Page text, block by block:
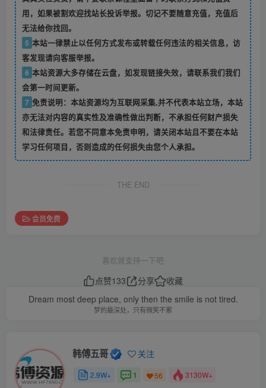
用，如果被割欢迎找站长投诉举报。切记不要随意充值，充值后
无法给你找回。
5 本站一律禁止以任何方式发布或转载任何违法的相关信息，访
客发现请向客服举报。
6 本站资源大多存储在云盘，如发现链接失效，请联系我们我们
会第一时间更新。
7 免责说明：本站资源均为互联网采集,并不代表本站立场，本站
亦无法对内容的真实性及准确性做出判断，不承担任何财产损失
和法律责任。若您不同意本免责申明，请关闭本站且不要在本站
学习任何项目，否则造成的任何损失由您个人承担。
THE END
会员免费
喜欢就支持一下吧
点赞133 分享
收藏
Dream most deep place, only then the smile is not tired.
梦的最深处，只有微笑不累
韩傅五哥 关注
2.9W+ 1 56 3130W+